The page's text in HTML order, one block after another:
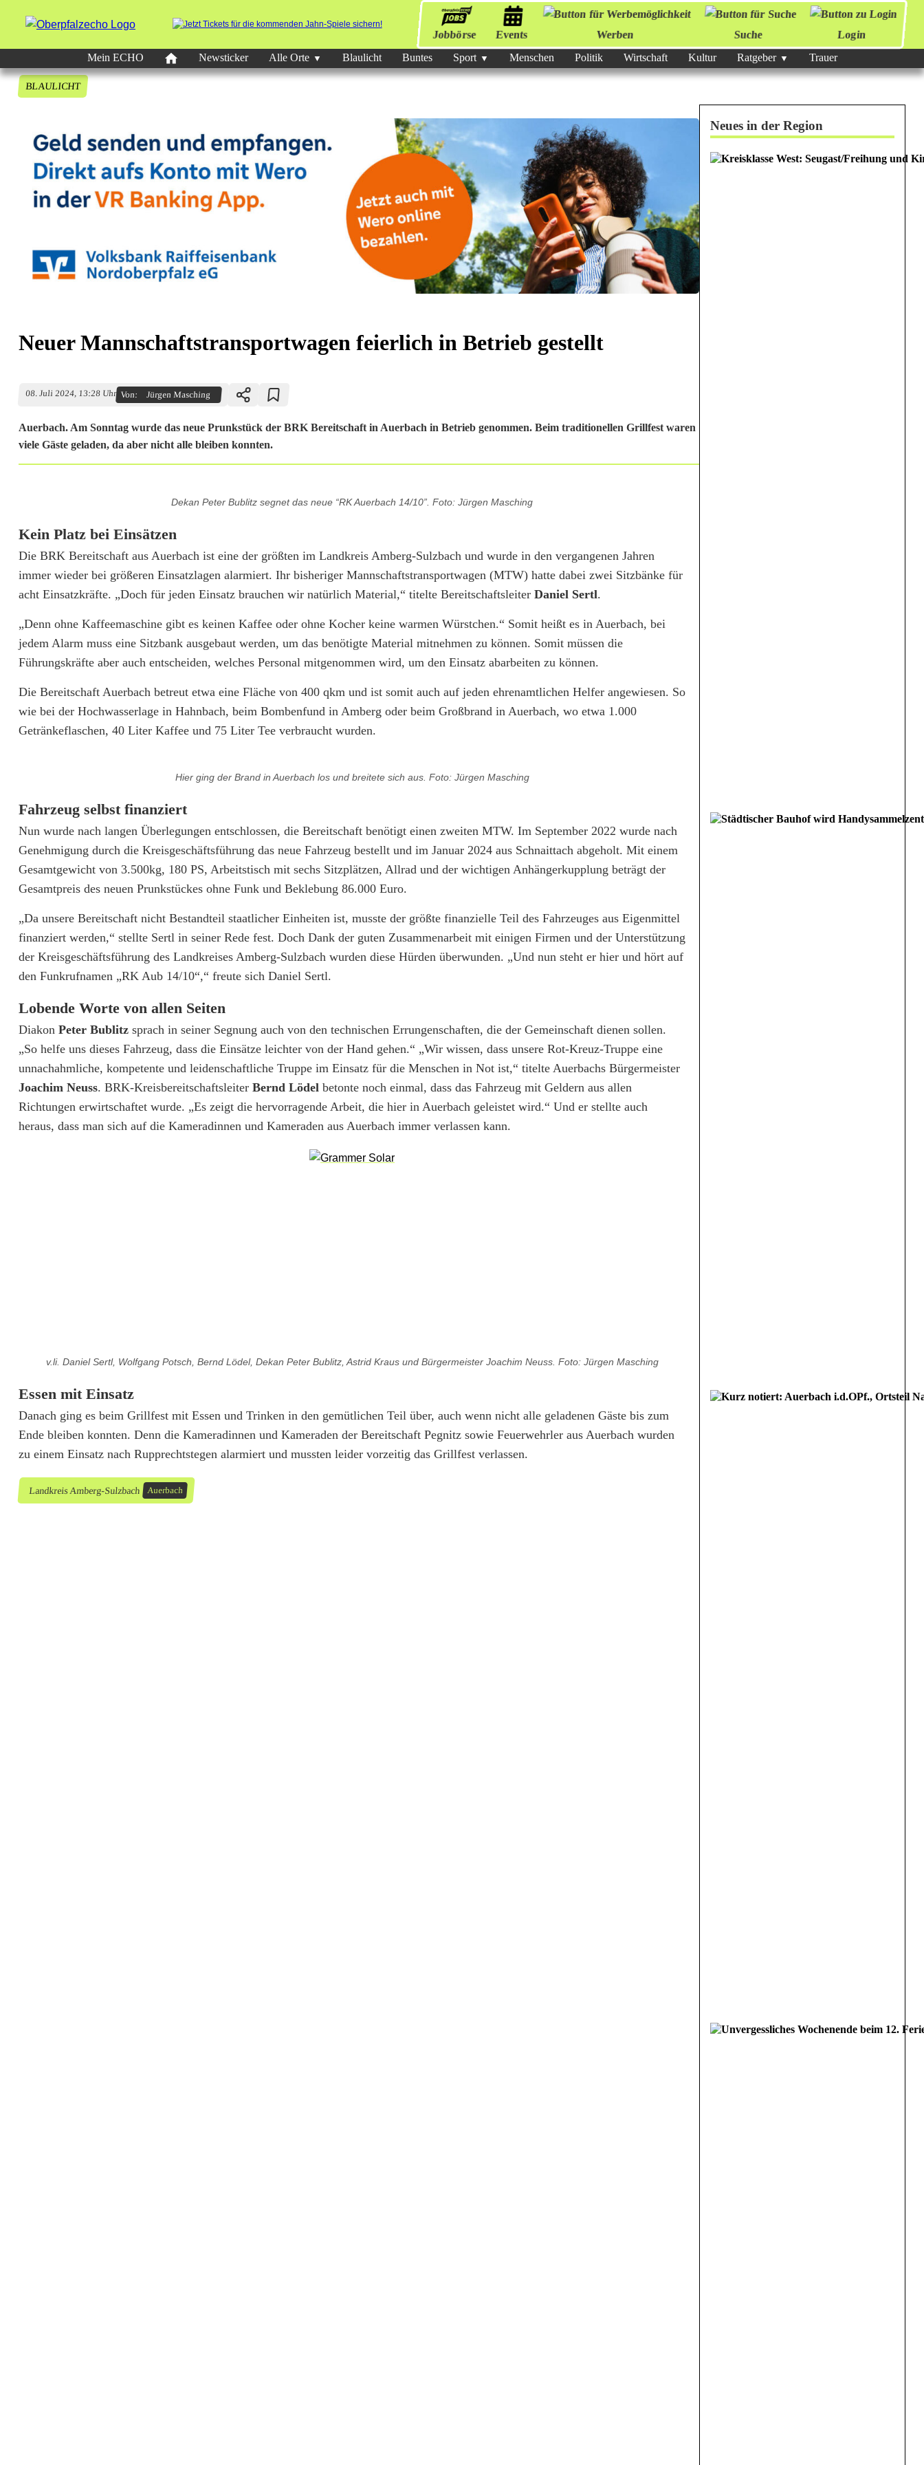
Jobbörse Events Werben Suche
Login
Mein ECHO
Newsticker Alle Orte Blaulicht Buntes Sport Menschen Politik Wirtschaft Kultur Ratgeber Trauer
BLAULICHT
Neuer Mannschaftstransportwagen feierlich in Betrieb gestellt
08. Juli 2024, 13:28 Uhr Von: Jürgen Masching
Auerbach. Am Sonntag wurde das neue Prunkstück der BRK Bereitschaft in Auerbach in Betrieb genommen. Beim traditionellen Grillfest waren
viele Gäste geladen, da aber nicht alle bleiben konnten.
u
e
r
M
a
n
s
a
f
t
s
r
a
s
p
o
r
t
l
i
c
h
i
Dekan Peter Bublitz segnet das neue “RK Auerbach 14/10”. Foto: Jürgen Masching
Kein Platz bei Einsätzen
Die BRK Bereitschaft aus Auerbach ist eine der größten im Landkreis Amberg-Sulzbach und wurde in den vergangenen Jahren
immer wieder bei größeren Einsatzlagen alarmiert. Ihr bisheriger Mannschaftstransportwagen (MTW) hatte dabei zwei Sitzbänke für
acht Einsatzkräfte. „Doch für jeden Einsatz brauchen wir natürlich Material,“ titelte Bereitschaftsleiter Daniel Sertl.
„Denn ohne Kaffeemaschine gibt es keinen Kaffee oder ohne Kocher keine warmen Würstchen.“ Somit heißt es in Auerbach, bei
jedem Alarm muss eine Sitzbank ausgebaut werden, um das benötigte Material mitnehmen zu können. Somit müssen die
Führungskräfte aber auch entscheiden, welches Personal mitgenommen wird, um den Einsatz abarbeiten zu können.
Die Bereitschaft Auerbach betreut etwa eine Fläche von 400 qkm und ist somit auch auf jeden ehrenamtlichen Helfer angewiesen. So
wie bei der Hochwasserlage in Hahnbach, beim Bombenfund in Amberg oder beim Großbrand in Auerbach, wo etwa 1.000
Getränkeflaschen, 40 Liter Kaffee und 75 Liter Tee verbraucht wurden.
Hier ging der Brand in Auerbach los und breitete sich aus. Foto: Jürgen Masching
Fahrzeug selbst finanziert
Nun wurde nach langen Überlegungen entschlossen, die Bereitschaft benötigt einen zweiten MTW. Im September 2022 wurde nach
Genehmigung durch die Kreisgeschäftsführung das neue Fahrzeug bestellt und im Januar 2024 aus Schnaittach abgeholt. Mit einem
Gesamtgewicht von 3.500kg, 180 PS, Arbeitstisch mit sechs Sitzplätzen, Allrad und der wichtigen Anhängerkupplung beträgt der
Gesamtpreis des neuen Prunkstückes ohne Funk und Beklebung 86.000 Euro.
„Da unsere Bereitschaft nicht Bestandteil staatlicher Einheiten ist, musste der größte finanzielle Teil des Fahrzeuges aus Eigenmittel
finanziert werden,“ stellte Sertl in seiner Rede fest. Doch Dank der guten Zusammenarbeit mit einigen Firmen und der Unterstützung
der Kreisgeschäftsführung des Landkreises Amberg-Sulzbach wurden diese Hürden überwunden. „Und nun steht er hier und hört auf
den Funkrufnamen „RK Aub 14/10“,“ freute sich Daniel Sertl.
Lobende Worte von allen Seiten
Diakon Peter Bublitz sprach in seiner Segnung auch von den technischen Errungenschaften, die der Gemeinschaft dienen sollen.
„So helfe uns dieses Fahrzeug, dass die Einsätze leichter von der Hand gehen.“ „Wir wissen, dass unsere Rot-Kreuz-Truppe eine
unnachahmliche, kompetente und leidenschaftliche Truppe im Einsatz für die Menschen in Not ist,“ titelte Auerbachs Bürgermeister
Joachim Neuss. BRK-Kreisbereitschaftsleiter Bernd Lödel betonte noch einmal, dass das Fahrzeug mit Geldern aus allen
Richtungen erwirtschaftet wurde. „Es zeigt die hervorragende Arbeit, die hier in Auerbach geleistet wird.“ Und er stellte auch
heraus, dass man sich auf die Kameradinnen und Kameraden aus Auerbach immer verlassen kann.
v.li. Daniel Sertl, Wolfgang Potsch, Bernd Lödel, Dekan Peter Bublitz, Astrid Kraus und Bürgermeister Joachim Neuss. Foto: Jürgen Masching
Essen mit Einsatz
Danach ging es beim Grillfest mit Essen und Trinken in den gemütlichen Teil über, auch wenn nicht alle geladenen Gäste bis zum
Ende bleiben konnten. Denn die Kameradinnen und Kameraden der Bereitschaft Pegnitz sowie Feuerwehrler aus Auerbach wurden
zu einem Einsatz nach Rupprechtstegen alarmiert und mussten leider vorzeitig das Grillfest verlassen.
Landkreis Amberg-Sulzbach Auerbach
Neues in der Region